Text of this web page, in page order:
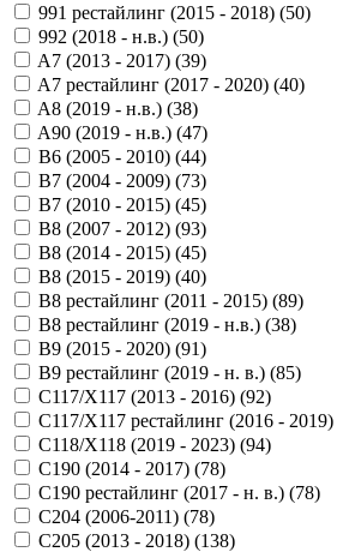
991 рестайлинг (2015 - 2018) (50)
992 (2018 - н.в.) (50)
A7 (2013 - 2017) (39)
A7 рестайлинг (2017 - 2020) (40)
A8 (2019 - н.в.) (38)
A90 (2019 - н.в.) (47)
B6 (2005 - 2010) (44)
B7 (2004 - 2009) (73)
B7 (2010 - 2015) (45)
B8 (2007 - 2012) (93)
B8 (2014 - 2015) (45)
B8 (2015 - 2019) (40)
B8 рестайлинг (2011 - 2015) (89)
B8 рестайлинг (2019 - н.в.) (38)
B9 (2015 - 2020) (91)
B9 рестайлинг (2019 - н. в.) (85)
C117/X117 (2013 - 2016) (92)
C117/X117 рестайлинг (2016 - 2019)
C118/X118 (2019 - 2023) (94)
C190 (2014 - 2017) (78)
C190 рестайлинг (2017 - н. в.) (78)
C204 (2006-2011) (78)
C205 (2013 - 2018) (138)